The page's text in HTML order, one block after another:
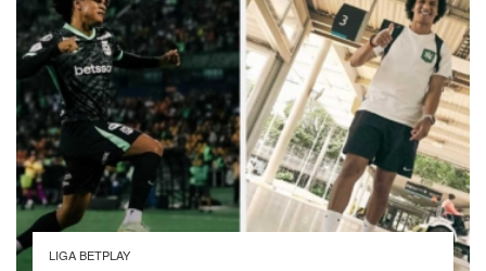
LIGA BETPLAY